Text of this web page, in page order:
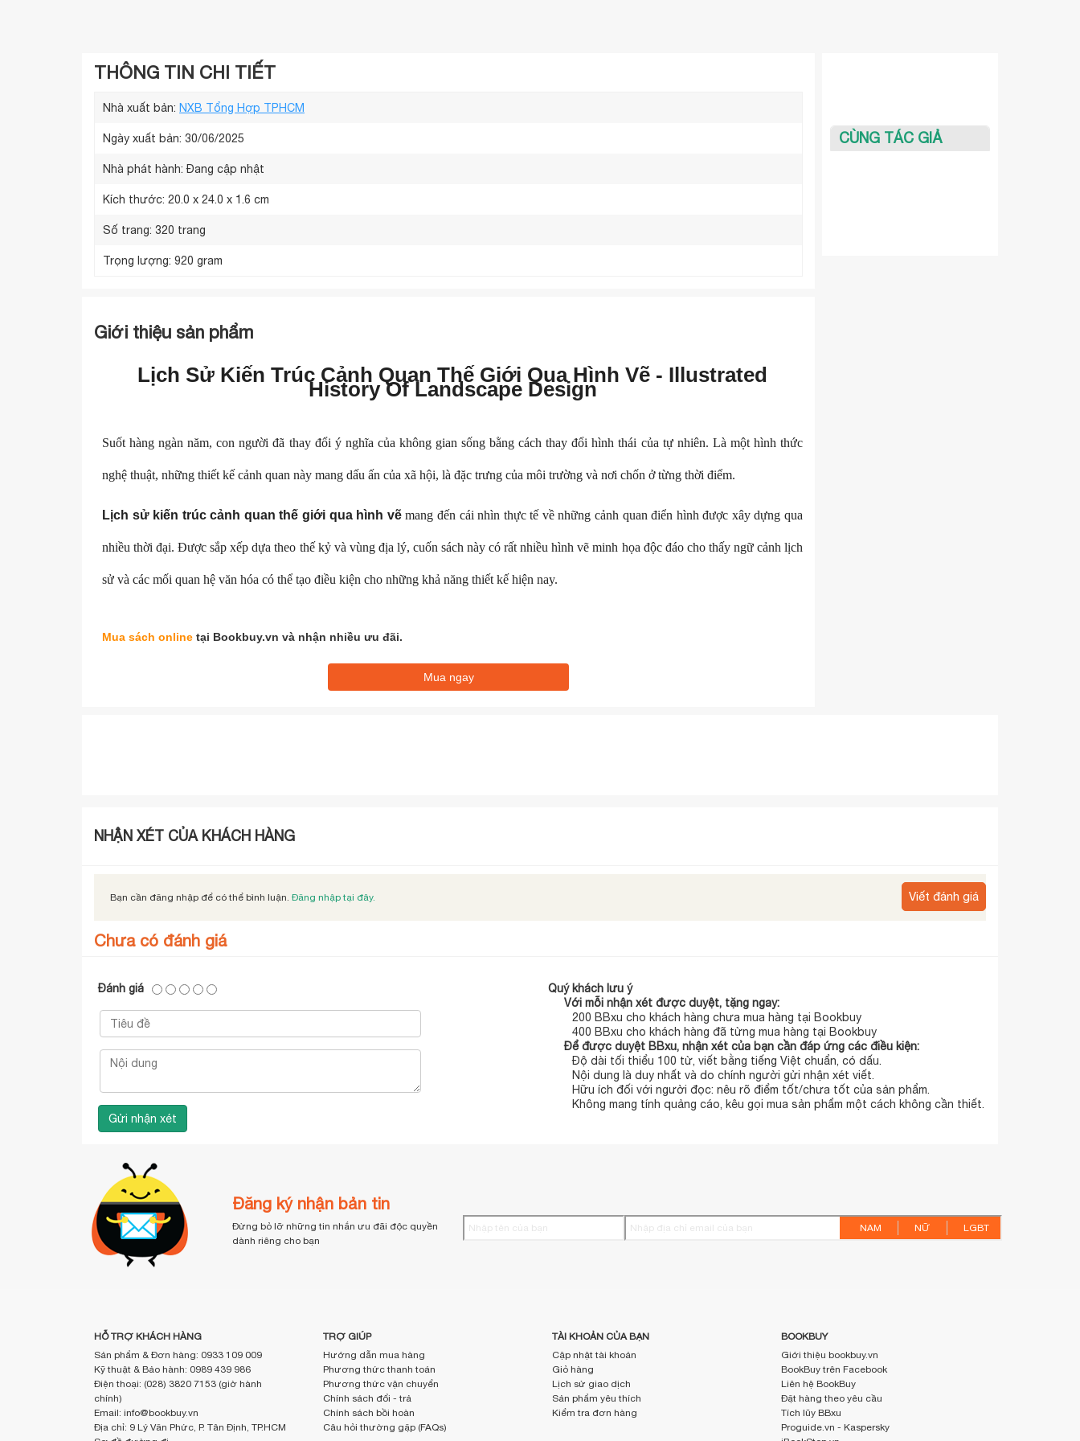
THÔNG TIN CHI TIẾT
Nhà xuất bản: NXB Tổng Hợp TPHCM
Ngày xuất bản: 30/06/2025
Nhà phát hành:Đang cập nhật
Kích thước: 20.0 x 24.0 x 1.6 cm
Số trang: 320 trang
Trọng lượng: 920 gram
Giới thiệu sản phẩm
Lịch Sử Kiến Trúc Cảnh Quan Thế Giới Qua Hình Vẽ - Illustrated
History Of Landscape Design
Suốt hàng ngàn năm, con người đã thay đổi ý nghĩa của không gian sống bằng cách thay đổi hình thái của tự nhiên. Là một hình thức
nghệ thuật, những thiết kế cảnh quan này mang dấu ấn của xã hội, là đặc trưng của môi trường và nơi chốn ở từng thời điểm.
Lịch sử kiến trúc cảnh quan thế giới qua hình vẽmang đến cái nhìn thực tế về những cảnh quan điển hình được xây dựng qua
nhiều thời đại. Được sắp xếp dựa theo thế kỷ và vùng địa lý, cuốn sách này có rất nhiều hình vẽ minh họa độc đáo cho thấy ngữ cảnh lịch
sử và các mối quan hệ văn hóa có thể tạo điều kiện cho những khả năng thiết kế hiện nay.
Mua sách online tại Bookbuy.vn và nhận nhiều ưu đãi.
Mua ngay
CÙNG TÁC GIẢ
NHẬN XÉT CỦA KHÁCH HÀNG
Viết đánh giá
Bạn cần đăng nhập để có thể bình luận. Đăng nhập tại đây.
Chưa có đánh giá
Đánh giá
Quý khách lưu ý
Với mỗi nhận xét được duyệt, tặng ngay:
200 BBxu cho khách hàng chưa mua hàng tại Bookbuy
400 BBxu cho khách hàng đã từng mua hàng tại Bookbuy
Để được duyệt BBxu, nhận xét của bạn cần đáp ứng các điều kiện:
Độ dài tối thiểu 100 từ, viết bằng tiếng Việt chuẩn, có dấu.
Nội dung là duy nhất và do chính người gửi nhận xét viết.
Hữu ích đối với người đọc: nêu rõ điểm tốt/chưa tốt của sản phẩm.
Không mang tính quảng cáo, kêu gọi mua sản phẩm một cách không cần thiết.
Đăng ký nhận bản tin
Đừng bỏ lỡ những tin nhắn ưu đãi độc quyền
dành riêng cho bạn
NAM NỮ LGBT
HỖ TRỢ KHÁCH HÀNG
Sản phẩm & Đơn hàng: 0933 109 009
Kỹ thuật & Bảo hành: 0989 439 986
Điện thoại: (028) 3820 7153 (giờ hành
chính)
Email: info@bookbuy.vn
Địa chỉ: 9 Lý Văn Phức, P. Tân Định, TP.HCM
TRỢ GIÚP
Hướng dẫn mua hàng
Phương thức thanh toán
Phương thức vận chuyển
Chính sách đổi - trả
Chính sách bồi hoàn
Câu hỏi thường gặp (FAQs)
TÀI KHOẢN CỦA BẠN
Cập nhật tài khoản
Giỏ hàng
Lịch sử giao dịch
Sản phẩm yêu thích
Kiểm tra đơn hàng
BOOKBUY
Giới thiệu bookbuy.vn
BookBuy trên Facebook
Liên hệ BookBuy
Đặt hàng theo yêu cầu
Tích lũy BBxu
Proguide.vn - Kaspersky